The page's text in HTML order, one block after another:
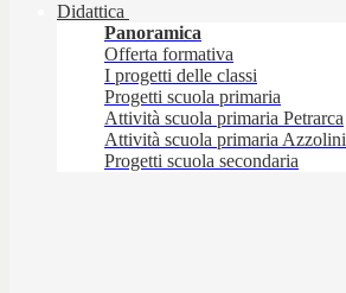
Didattica
Panoramica
Offerta formativa
I progetti delle classi
Progetti scuola primaria
Attività scuola primaria Petrarca
Attività scuola primaria Azzolini
Progetti scuola secondaria